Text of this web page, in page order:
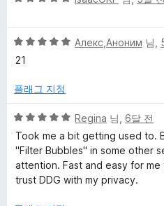
점
점
에
점
5
점
점
5
점
Алекс,Аноним 님,
21
플래그 지정
5
점
만
점
에
Regina 님, 6달 전
Took me a bit getting used to.
"Filter Bubbles" in some other
attention. Fast and easy for
trust DDG with my privacy.